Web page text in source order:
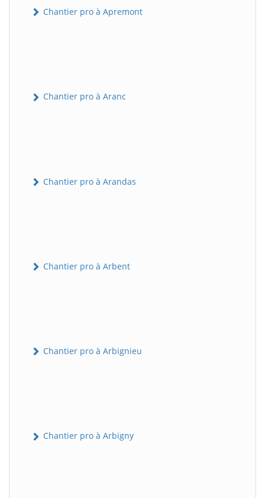
Chantier pro à Apremont
Chantier pro à Aranc
Chantier pro à Arandas
Chantier pro à Arbent
Chantier pro à Arbignieu
Chantier pro à Arbigny